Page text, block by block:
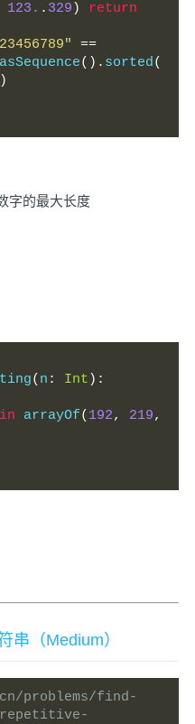
123. . 329 )
return
==
asSequence(). sorted(
)
字的最大长度
( n : Int ):
in arrayOf( 192, 219,
串（Medium）
problems/find-
repetitive-